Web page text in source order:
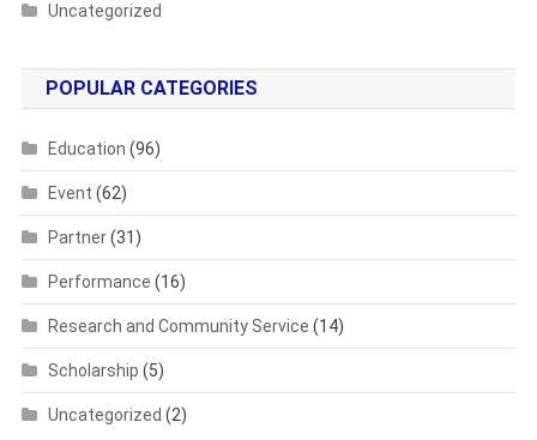
Uncategorized
POPULAR CATEGORIES
Education (96)
Event (62)
Partner(31)
Performance (16)
Research and Community Service (14)
Scholarship (5)
Uncategorized (2)